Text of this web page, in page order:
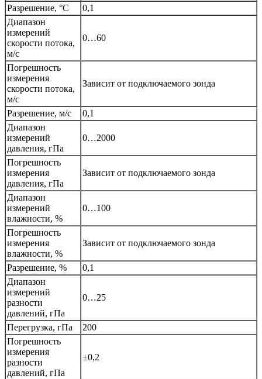
Разрешение, °С
0,1
Диапазон
измерений
скорости потока,
м/с
0…60
Погрешность
измерения
скорости потока,
м/с
Зависит от подключаемого зонда
Разрешение, м/с
0,1
Диапазон
измерений
давления, гПа
0…2000
Погрешность
измерения
давления, гПа
Зависит от подключаемого зонда
Диапазон
измерений
влажности, %
0…100
Погрешность
измерения
влажности, %
Зависит от подключаемого зонда
Разрешение, %
0,1
Диапазон
измерений
разности
давлений, гПа
0…25
Перегрузка, гПа
200
Погрешность
измерения
разности
давлений, гПа
±0,2